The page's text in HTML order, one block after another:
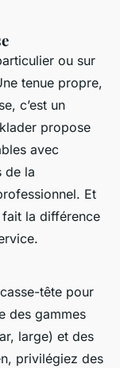
ou sur
tenue propre,
c’est un
propose
avec
de la
Et
la différence
tête pour
des gammes
large) et des
privilégiez des